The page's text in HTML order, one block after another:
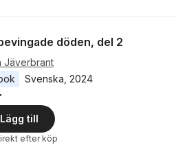
döden, del 2
Jäverbrant
Svenska 2024
Lägg till
efter köp